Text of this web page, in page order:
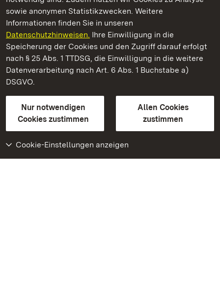
sowie anonymen Statistikzwecken. Weitere
Informationen finden Sie in unseren
Datenschutzhinweisen. Ihre Einwilligung in die
Speicherung der Cookies und den Zugriff darauf erfolgt
nach § 25 Abs. 1 TTDSG, die Einwilligung in die weitere
Datenverarbeitung nach Art. 6 Abs. 1 Buchstabe a)
DSGVO.
Nur notwendigen
Cookies zustimmen
Allen Cookies
zustimmen
Cookie-Einstellungen anzeigen
Kloster und Schloss Salem
Staatliche Schlösser und Gärten Baden-Württemberg
Kontakt
GebärdenspracheLeichte Sprache
Erklärung zur Barrierefreiheit
BITV-konform (geprüfte Seiten)
Weiteres